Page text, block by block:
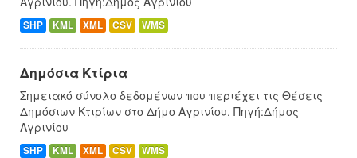
SHP KML XML CSV WMS
Δημόσια Κτίρια
Σημειακό σύνολο δεδομένων που περιέχει τις Θέσεις
Δημόσιων Κτιρίων στο Δήμο Αγρινίου. Πηγή:Δήμος
Αγρινίου
SHP KML XML CSV WMS